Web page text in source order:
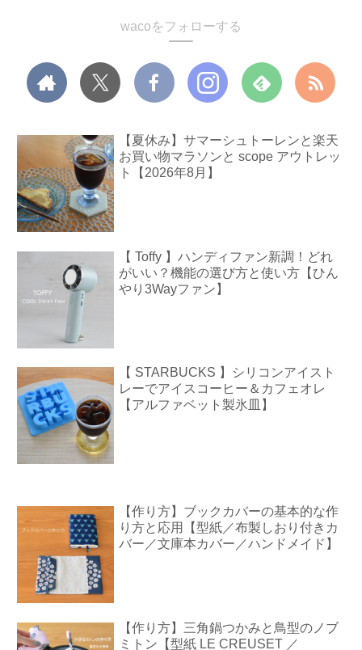
wacoをフォローする
【夏休み】サマーシュトーレンと楽天
お買い物マラソンと scope アウトレッ
ト【2026年8月】
【 Toffy 】ハンディファン新調！どれ
がいい？機能の選び方と使い方【ひん
やり3Wayファン】
【 STARBUCKS 】シリコンアイスト
レーでアイスコーヒー＆カフェオレ
【アルファベット製氷皿】
【作り方】ブックカバーの基本的な作
り方と応用【型紙／布製しおり付きカ
バー／文庫本カバー／ハンドメイド】
【作り方】三角鍋つかみと鳥型のノブ
ミトン【型紙 LE CREUSET ／